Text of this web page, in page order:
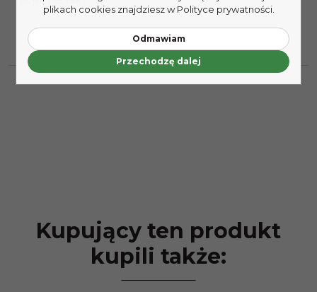
Kupujący ten produkt
kupili także:
plikach cookies znajdziesz w Polityce prywatności.
Odmawiam
Przechodzę dalej